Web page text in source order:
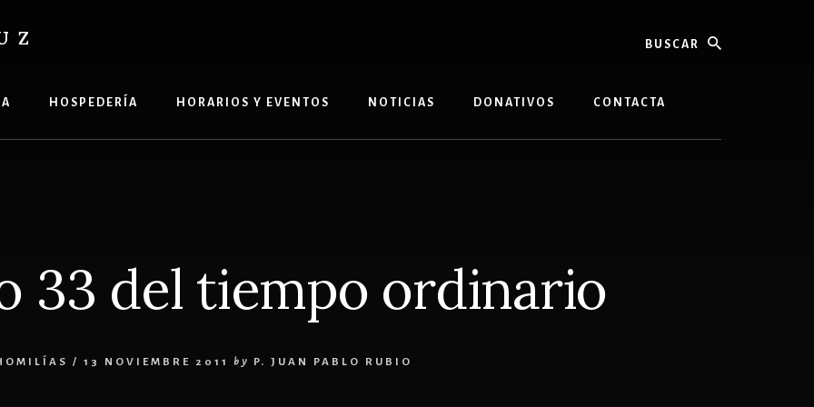
HOSPEDERÍA HORARIOS Y EVENTOS NOTICIAS DONATIVOS CONTACTA
33 del tiempo ordinario
/ 13 NOVIEMBRE 2011 by P. JUAN PABLO RUBIO